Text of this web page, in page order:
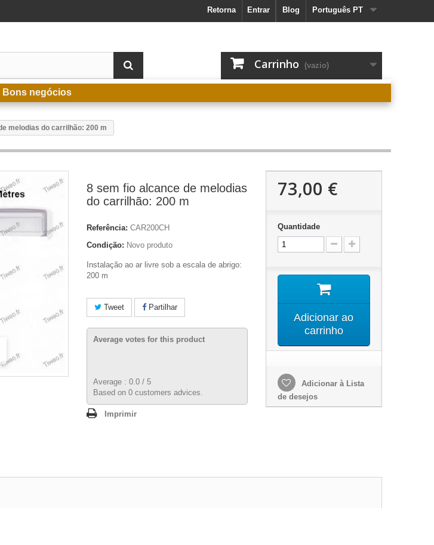
Português PT
Blog
Entrar
Retorna
Carrinho (vazio)
Bons negócios
melodias do carrilhão: 200 m
8 sem fio alcance de melodias
do carrilhão: 200 m
Referência: CAR200CH
Condição: Novo produto
Instalação ao ar livre sob a escala de abrigo:
200 m
Tweet Partilhar
Average votes for this product
Average : 0.0 / 5
Based on 0 customers advices.
Imprimir
73,00 €
Quantidade
Adicionar ao
carrinho
Adicionar à Lista
de desejos